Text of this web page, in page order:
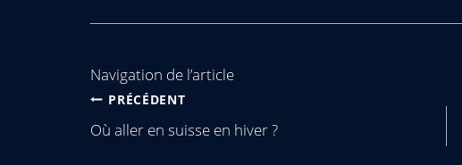
Navigation de l’article
PRÉCÉDENT
Où aller en suisse en hiver ?